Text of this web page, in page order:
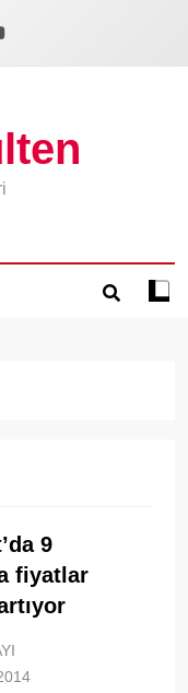
Koyu
9
fiyatlar